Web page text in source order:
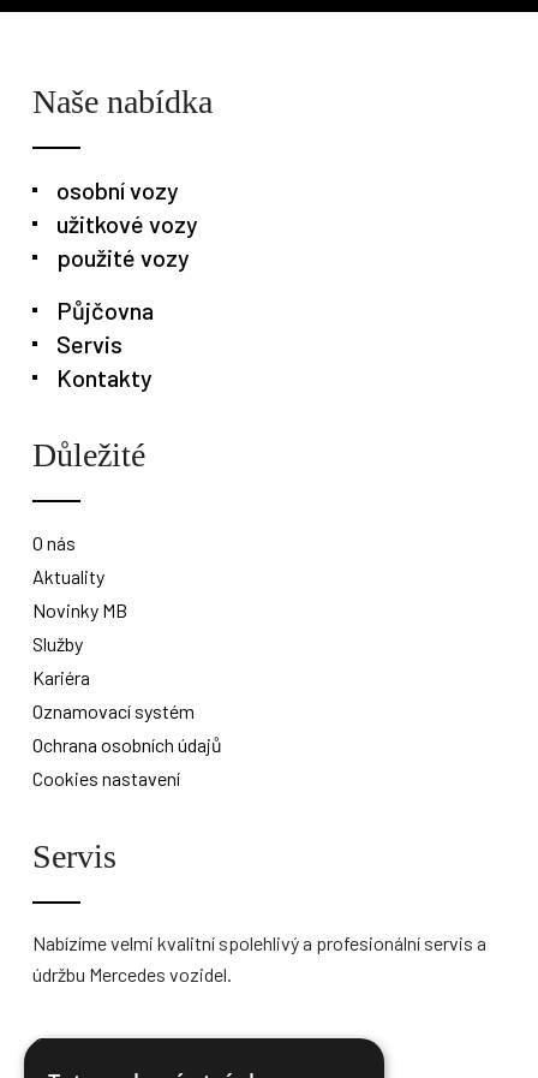
Naše nabídka
osobní vozy
užitkové vozy
použité vozy
Půjčovna
Servis
Kontakty
Důležité
O nás
Aktuality
Novinky MB
Služby
Kariéra
Oznamovací systém
Ochrana osobních údajů
Cookies nastavení
Servis
Nabízíme velmi kvalitní spolehlivý a profesionální servis a
údržbu Mercedes vozidel.